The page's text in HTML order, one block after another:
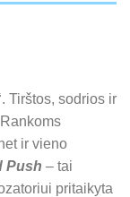
. Tirštos, sodrios ir
ir vieno
Push – tai
pritaikyta